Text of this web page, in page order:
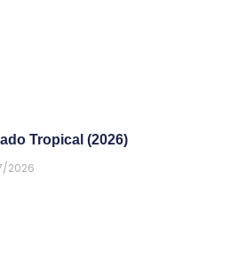
Tropical (2026)
2026